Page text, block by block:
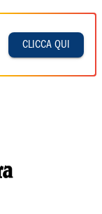
CLICCA QUI